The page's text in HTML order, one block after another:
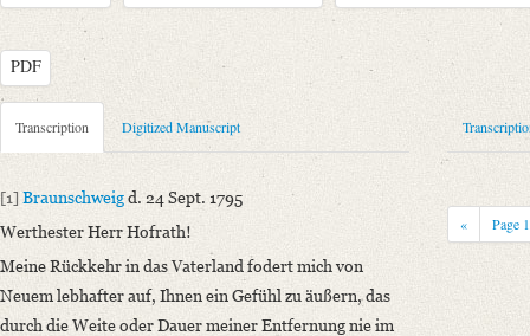
PDF
Metadata Concerning Header
Sender: August Wilhelm von Schlegel
Recipient: Christian Gottlob Heyne
Place of Destination: Göttingen
Notations: Empfänger (vgl. Heynes Antwort vom 10.10.1795) und
Transcription Digitized Manuscript
[1] Braunschweigd. 24 Sept. 1795
Werthester Herr Hofrath!
Meine Rückkehr in das Vaterland fodert mich von
Neuem lebhafter auf, Ihnen ein Gefühl zu äußern, das
durch die Weite oder Dauer meiner Entfernung nie im
« Page 1